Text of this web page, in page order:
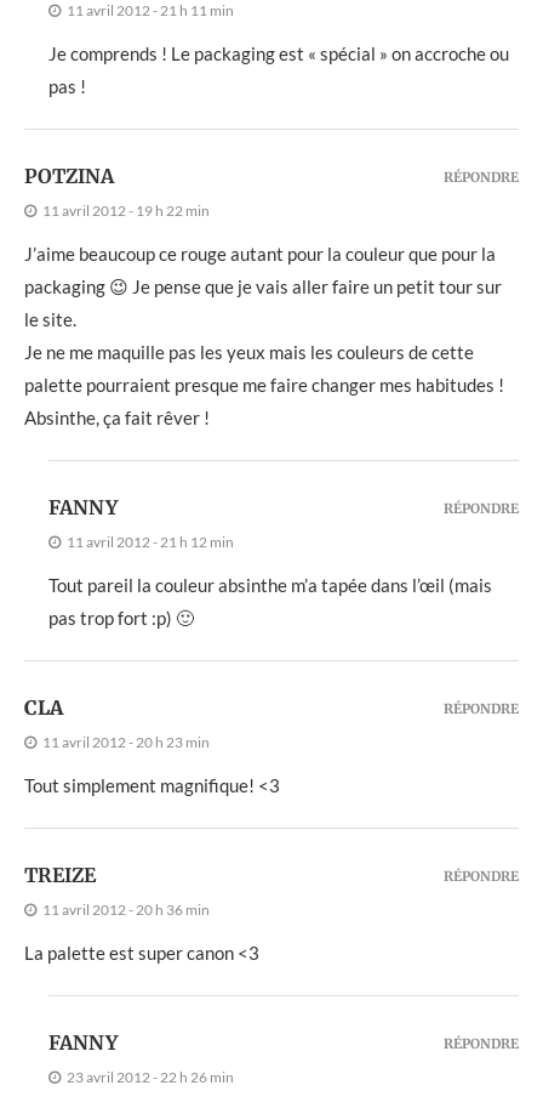
11 avril 2012 - 21 h 11 min
Je comprends ! Le packaging est « spécial » on accroche ou
pas !
POTZINA
11 avril 2012 - 19 h 22 min
J’aime beaucoup ce rouge autant pour la couleur que pour la
packaging 😉 Je pense que je vais aller faire un petit tour sur
le site.
Je ne me maquille pas les yeux mais les couleurs de cette
palette pourraient presque me faire changer mes habitudes !
Absinthe, ça fait rêver !
RÉPONDRE
FANNY
11 avril 2012 - 21 h 12 min
Tout pareil la couleur absinthe m’a tapée dans l’œil (mais
pas trop fort :p) 🙂
RÉPONDRE
CLA
11 avril 2012 - 20 h 23 min
Tout simplement magnifique! <3
RÉPONDRE
TREIZE
11 avril 2012 - 20 h 36 min
La palette est super canon <3
RÉPONDRE
FANNY
23 avril 2012 - 22 h 26 min
RÉPONDRE